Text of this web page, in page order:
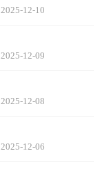
2025-12-10
2025-12-09
2025-12-08
2025-12-06